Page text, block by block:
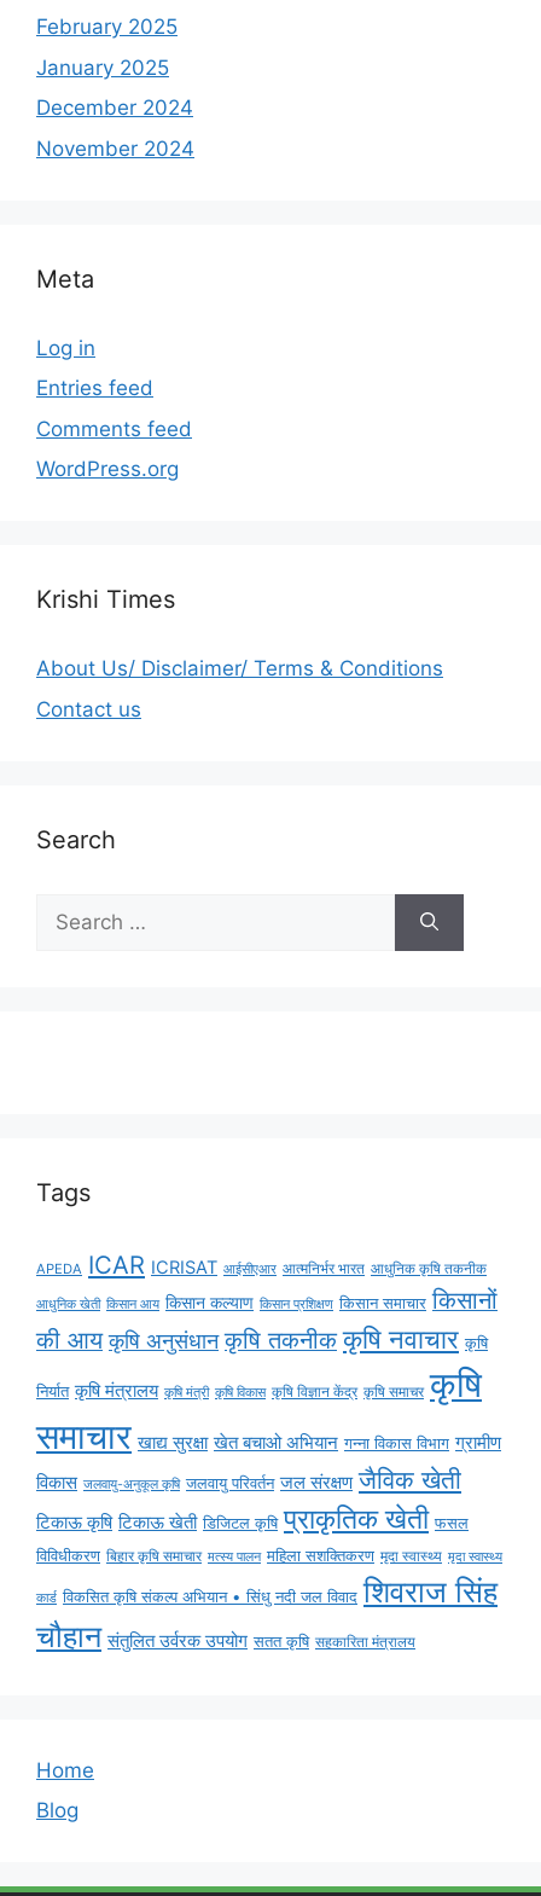
February 2025
January 2025
December 2024
November 2024
Meta
Log in
Entries feed
Comments feed
WordPress.org
Krishi Times
About Us/ Disclaimer/ Terms & Conditions
Contact us
Search
Tags
APEDA ICAR ICRISAT आईसीएआर आत्मनिर्भर भारत आधुनिक कृषि तकनीक
आधुनिक खेती किसान आय किसान कल्याण किसान प्रशिक्षण किसान समाचार किसानों
की आय कृषि अनुसंधान कृषि तकनीक कृषि नवाचार कृषि
निर्यात कृषि मंत्रालय कृषि मंत्री कृषि विकास कृषि विज्ञान केंद्र कृषि समाचर कृषि
समाचार खाद्य सुरक्षा खेत बचाओ अभियान गन्ना विकास विभाग ग्रामीण
विकास जलवायु-अनुकूल कृषि जलवायु परिवर्तन जल संरक्षण जैविक खेती
टिकाऊ कृषि टिकाऊ खेती डिजिटल कृषि प्राकृतिक खेती फसल
विविधीकरण बिहार कृषि समाचार मत्स्य पालन महिला सशक्तिकरण मृदा स्वास्थ्य मृदा स्वास्थ्य
कार्ड विकसित कृषि संकल्प अभियान • सिंधु नदी जल विवाद शिवराज सिंह
चौहान संतुलित उर्वरक उपयोग सतत कृषि सहकारिता मंत्रालय
Home
Blog